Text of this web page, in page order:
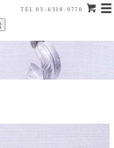
TEL 03-6310-0770